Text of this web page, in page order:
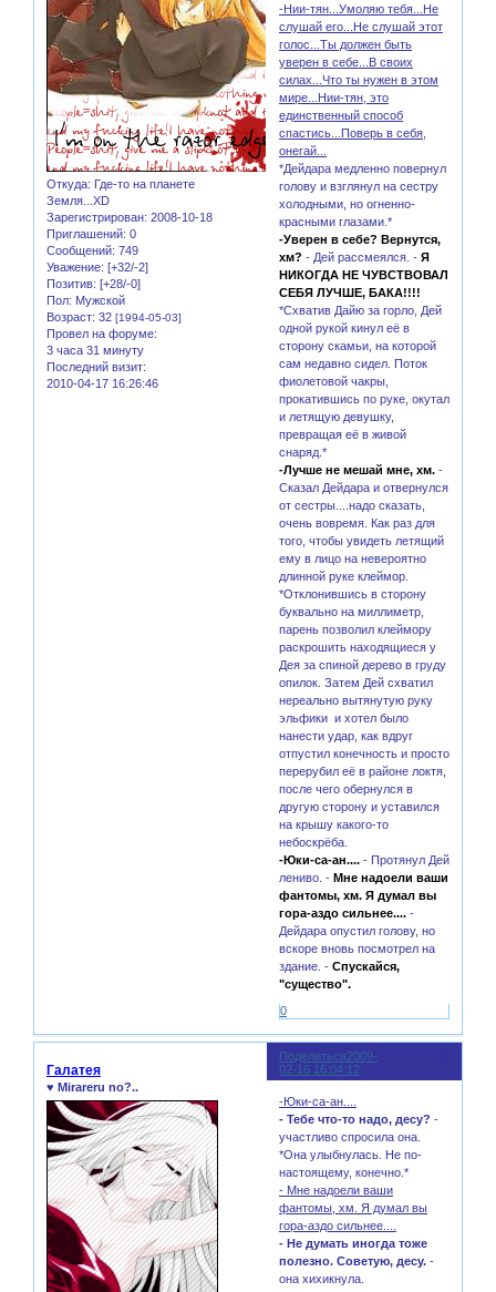
Откуда: Где-то на планете
Земля...XD
Зарегистрирован: 2008-10-18
Приглашений: 0
Сообщений: 749
Уважение: [+32/-2]
Позитив: [+28/-0]
Пол: Мужской
Возраст: 32 [1994-05-03]
Провел на форуме:
3 часа 31 минуту
Последний визит:
2010-04-17 16:26:46
-Нии-тян...Умоляю тебя...Не
слушай его...Не слушай этот
голос...Ты должен быть
уверен в себе...В своих
силах...Что ты нужен в этом
мире...Нии-тян, это
единственный способ
спастись...Поверь в себя,
онегай...
*Дейдара медленно повернул
голову и взглянул на сестру
холодными, но огненно-
красными глазами.*
-Уверен в себе? Вернутся,
хм? - Дей рассмеялся. -Я
НИКОГДА НЕ ЧУВСТВОВАЛ
СЕБЯ ЛУЧШЕ, БАКА!!!!
*Схватив Дайю за горло, Дей
одной рукой кинул её в
сторону скамьи, на которой
сам недавно сидел. Поток
фиолетовой чакры,
прокатившись по руке, окутал
и летящую девушку,
превращая её в живой
снаряд.*
-Лучше не мешай мне, хм. -
Сказал Дейдара и отвернулся
от сестры....надо сказать,
очень вовремя. Как раз для
того, чтобы увидеть летящий
ему в лицо на невероятно
длинной руке клеймор.
*Отклонившись в сторону
буквально на миллиметр,
парень позволил клеймору
раскрошить находящиеся у
Дея за спиной дерево в груду
опилок. Затем Дей схватил
нереально вытянутую руку
эльфики и хотел было
нанести удар, как вдруг
отпустил конечность и просто
перерубил её в районе локтя,
после чего обернулся в
другую сторону и уставился
на крышу какого-то
небоскрёба.
-Юки-са-ан.... - Протянул Дей
лениво. -Мне надоели ваши
фантомы, хм. Я думал вы
гора-аздо сильнее.... -
Дейдара опустил голову, но
вскоре вновь посмотрел на
здание. -Спускайся,
"существо".
0
Поделиться2009-
02-16 16:04:12
Галатея
♥ Mirareru no?..
-Юки-са-ан....
- Тебе что-то надо, десу? -
участливо спросила она.
*Она улыбнулась. Не по-
настоящему, конечно.*
- Мне надоели ваши
фантомы, хм. Я думал вы
гора-аздо сильнее....
- Не думать иногда тоже
полезно. Советую, десу. -
она хихикнула.